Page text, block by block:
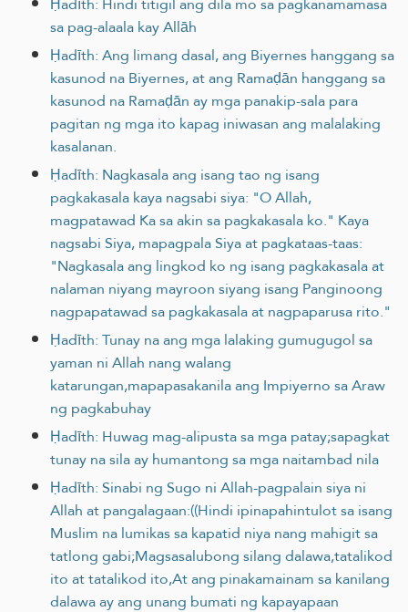
sa pag-alaala kay Allāh
Ḥadīth: Ang limang dasal, ang Biyernes hanggang sa
kasunod na Biyernes, at ang Ramaḍān hanggang sa
kasunod na Ramaḍān ay mga panakip-sala para
pagitan ng mga ito kapag iniwasan ang malalaking
kasalanan.
Ḥadīth: Nagkasala ang isang tao ng isang
pagkakasala kaya nagsabi siya: "O Allah,
magpatawad Ka sa akin sa pagkakasala ko." Kaya
nagsabi Siya, mapagpala Siya at pagkataas-taas:
"Nagkasala ang lingkod ko ng isang pagkakasala at
nalaman niyang mayroon siyang isang Panginoong
nagpapatawad sa pagkakasala at nagpaparusa rito."
Ḥadīth: Tunay na ang mga lalaking gumugugol sa
yaman ni Allah nang walang
katarungan,mapapasakanila ang Impiyerno sa Araw
ng pagkabuhay
Ḥadīth: Huwag mag-alipusta sa mga patay;sapagkat
tunay na sila ay humantong sa mga naitambad nila
Ḥadīth: Sinabi ng Sugo ni Allah-pagpalain siya ni
Allah at pangalagaan:((Hindi ipinapahintulot sa isang
Muslim na lumikas sa kapatid niya nang mahigit sa
tatlong gabi;Magsasalubong silang dalawa,tatalikod
ito at tatalikod ito,At ang pinakamainam sa kanilang
dalawa ay ang unang bumati ng kapayapaan